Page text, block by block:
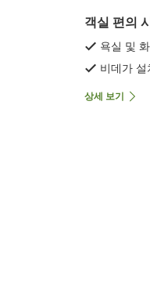
객실 편의
욕실 및
비데가 설
상세 보기